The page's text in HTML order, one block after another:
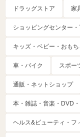
ドラッグストア 家
ショッピングセンター
キッズ・ベビー・おもち
車・バイク スポー
通販・ネットショップ
本・雑誌・音楽・DVD
ヘルス&ビューティ・フ